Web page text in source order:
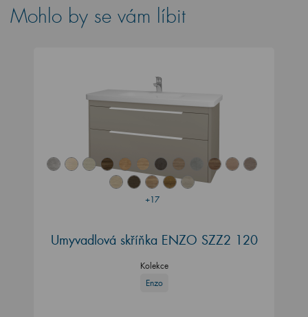
Mohlo by se vám líbit
+17
Umyvadlová skříňka ENZO SZZ2 120
Kolekce
Enzo